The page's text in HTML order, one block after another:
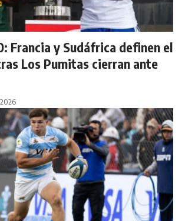
Francia y Sudáfrica definen el
Los Pumitas cierran ante